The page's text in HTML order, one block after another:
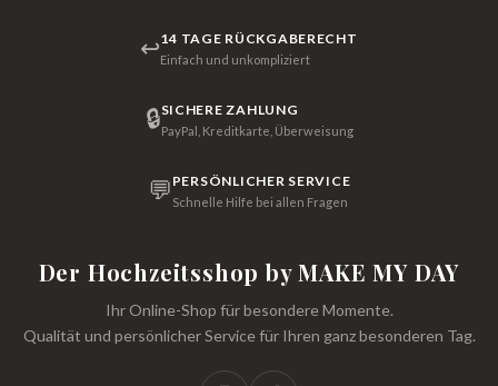
↩14 TAGE RÜCKGABERECHT
Einfach und unkompliziert
🔒SICHERE ZAHLUNG
PayPal, Kreditkarte, Überweisung
💬 PERSÖNLICHER SERVICE
Schnelle Hilfe bei allen Fragen
Der Hochzeitsshop by MAKE MY DAY
Ihr Online-Shop für besondere Momente.
Qualität und persönlicher Service für Ihren ganz besonderen Tag.